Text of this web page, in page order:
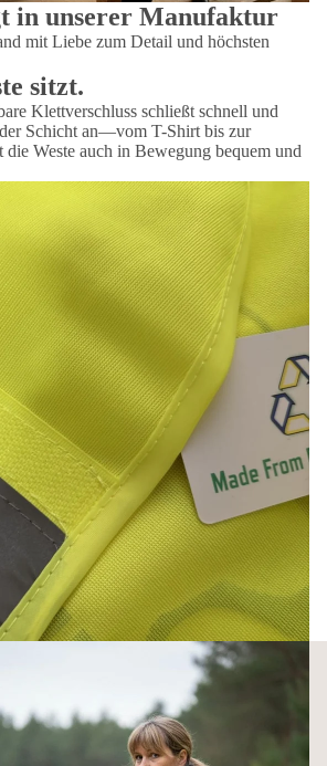
in unserer Manufaktur
mit Liebe zum Detail und höchsten
sitzt.
Klettverschluss schließt schnell und
Schicht an—vom T-Shirt bis zur
Weste auch in Bewegung bequem und